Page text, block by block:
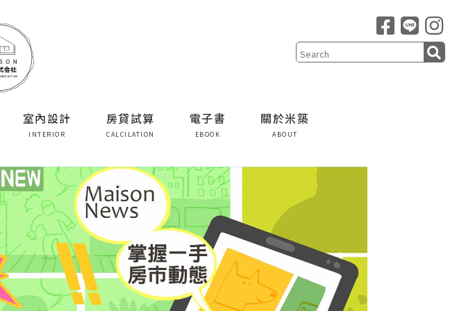
室內設計
INTERIOR
房貸試算
CALCILATION
電子書
EBOOK
關於米築
ABOUT